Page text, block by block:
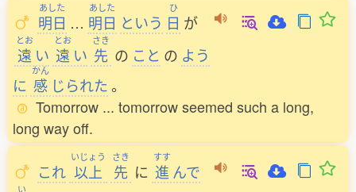
あした
明日 …
あした
明日 という
ひ
日 が
とお
遠 い
とお
遠 い
さき
先 の こと の よう
に
かん
感 じられた。
Tomorrow ... tomorrow seemed such a long,
long way off.
これ
いじょう
以上
さき
先 に
すす
進 んで
い